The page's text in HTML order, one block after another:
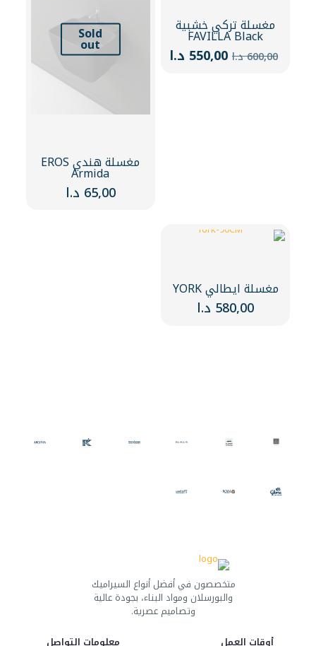
مغسلة تركي خشبية
FAVILLA Black
600,00د.ا السعر
الأصلي
550,00 د.ا
Sold
out
مغسلة هندي EROS
Armida
65,00 د.ا
مغسلة ايطالي YORK
580,00 د.ا
متخصصون في أفضل أنواع السيراميك
والبورسلان ومواد البناء، بجودة عالية
وتصاميم عصرية.
أوقات العمل
معلومات التواصل